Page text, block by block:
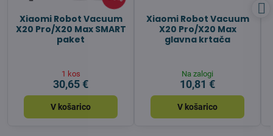
Xiaomi Robot Vacuum
X20 Pro/X20 Max SMART
paket
1 kos
30,65 €
V košarico
Xiaomi Robot Vacuum
X20 Pro/X20 Max
glavna krtača
Na zalogi
10,81 €
V košarico